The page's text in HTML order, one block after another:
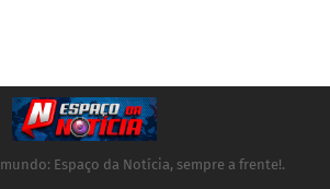
Espaço da Notícia, sempre a frente!.